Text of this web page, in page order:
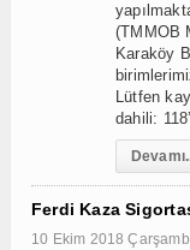
(TMMOB
Karaköy
Lütfen
dahili:
Ferdi Kaza
10 Ekim 2018